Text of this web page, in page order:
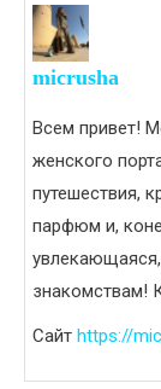
micrusha
Всем привет!
женского
путешествия,
парфюм и,
знакомствам!
Сайт https://